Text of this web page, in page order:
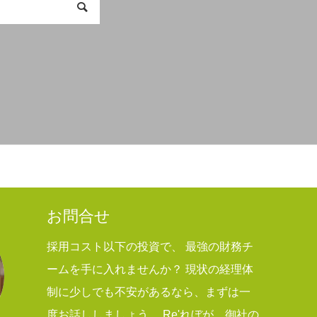
お問合せ
採用コスト以下の投資で、 最強の財務チ
ームを手に入れませんか？ 現状の経理体
制に少しでも不安があるなら、まずは一
度お話ししましょう。 Re'れぼが、御社の